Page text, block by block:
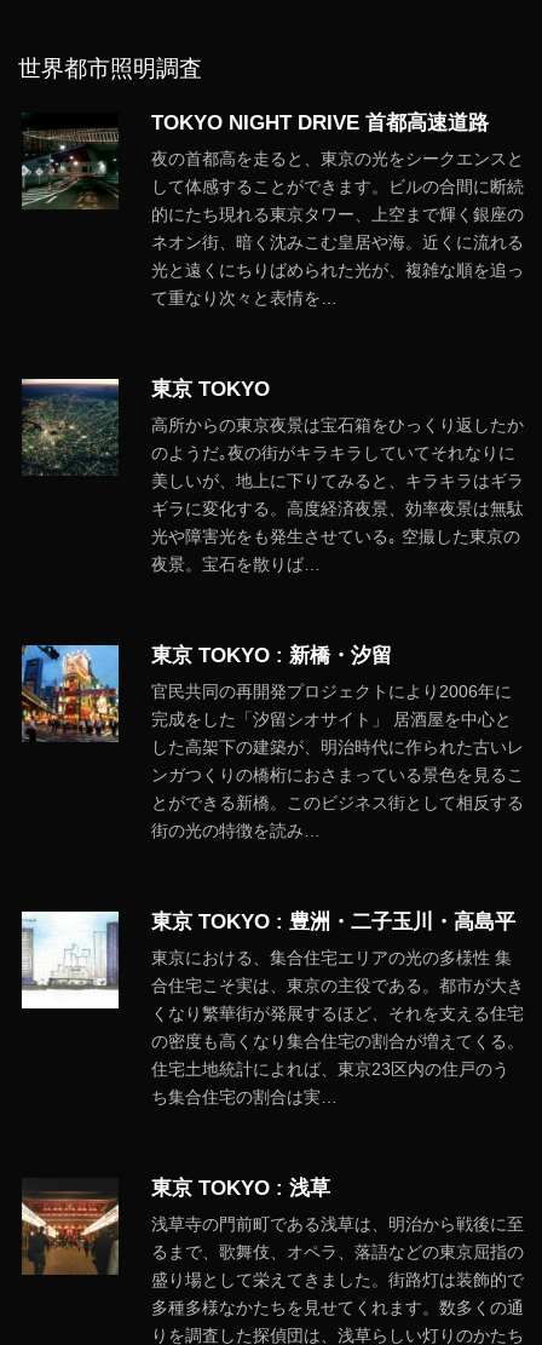
世界都市照明調査
TOKYO NIGHT DRIVE 首都高速道路
夜の首都高を走ると、東京の光をシークエンスと
して体感することができます。ビルの合間に断続
的にたち現れる東京タワー、上空まで輝く銀座の
ネオン街、暗く沈みこむ皇居や海。近くに流れる
光と遠くにちりばめられた光が、複雑な順を追っ
て重なり次々と表情を…
東京 TOKYO
高所からの東京夜景は宝石箱をひっくり返したか
のようだ｡夜の街がキラキラしていてそれなりに
美しいが、地上に下りてみると、キラキラはギラ
ギラに変化する。高度経済夜景、効率夜景は無駄
光や障害光をも発生させている｡ 空撮した東京の
夜景。宝石を散りば…
東京 TOKYO : 新橋・汐留
官民共同の再開発プロジェクトにより2006年に
完成をした「汐留シオサイト」 居酒屋を中心と
した高架下の建築が、明治時代に作られた古いレ
ンガつくりの橋桁におさまっている景色を見るこ
とができる新橋。このビジネス街として相反する
街の光の特徴を読み…
東京 TOKYO : 豊洲・二子玉川・高島平
東京における、集合住宅エリアの光の多様性 集
合住宅こそ実は、東京の主役である。都市が大き
くなり繁華街が発展するほど、それを支える住宅
の密度も高くなり集合住宅の割合が増えてくる。
住宅土地統計によれば、東京23区内の住戸のう
ち集合住宅の割合は実…
東京 TOKYO : 浅草
浅草寺の門前町である浅草は、明治から戦後に至
るまで、歌舞伎、オペラ、落語などの東京屈指の
盛り場として栄えてきました。街路灯は装飾的で
多種多様なかたちを見せてくれます。数多くの通
りを調査した探偵団は、浅草らしい灯りのかたち